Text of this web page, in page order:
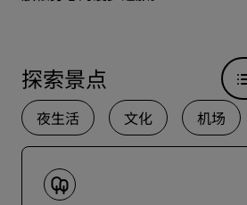
探索景点
夜生活 文化 机场